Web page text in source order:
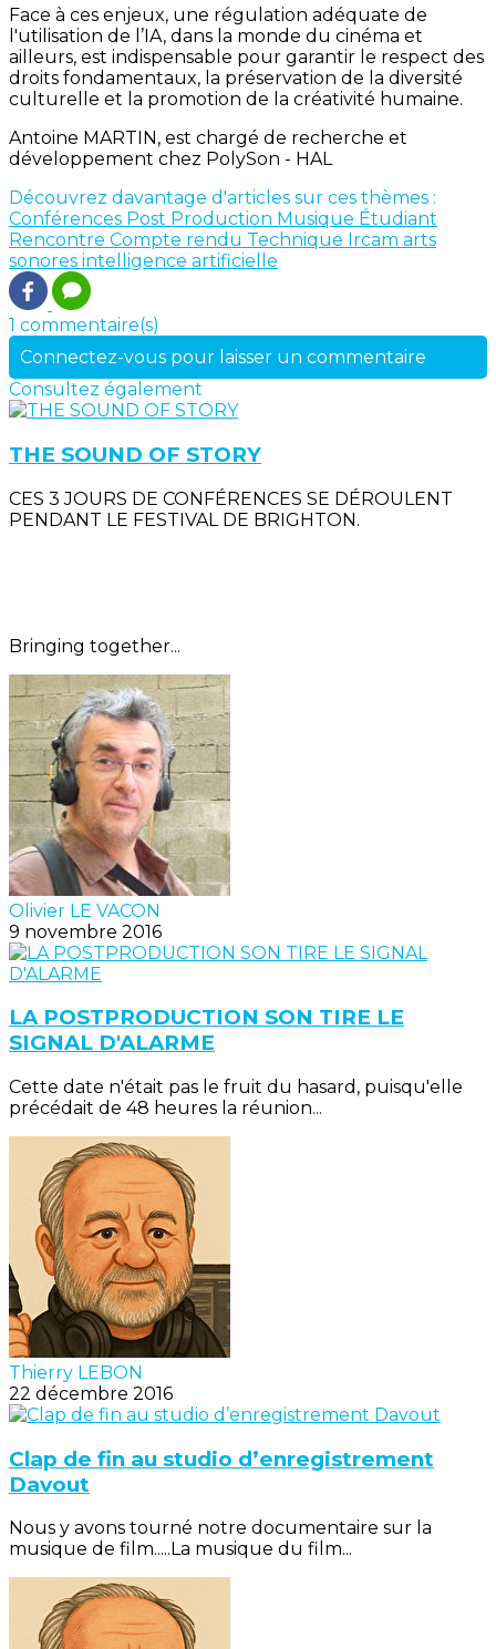
Face à ces enjeux, une régulation adéquate de
l'utilisation de l’IA, dans la monde du cinéma et
ailleurs, est indispensable pour garantir le respect des
droits fondamentaux, la préservation de la diversité
culturelle et la promotion de la créativité humaine.
Antoine MARTIN, est chargé de recherche et
développement chez PolySon - HAL
Découvrez davantage d'articles sur ces thèmes :
Conférences Post Production Musique Étudiant
Rencontre Compte rendu Technique Ircam arts
sonores intelligence artificielle
1 commentaire(s)
Connectez-vous pour laisser un commentaire
Consultez également
THE SOUND OF STORY
CES 3 JOURS DE CONFÉRENCES SE DÉROULENT
PENDANT LE FESTIVAL DE BRIGHTON.
Bringing together...
Olivier LE VACON
9 novembre 2016
LA POSTPRODUCTION SON TIRE LE
SIGNAL D'ALARME
Cette date n'était pas le fruit du hasard, puisqu'elle
précédait de 48 heures la réunion...
Thierry LEBON
22 décembre 2016
Clap de fin au studio d’enregistrement
Davout
Nous y avons tourné notre documentaire sur la
musique de film.....La musique du film...